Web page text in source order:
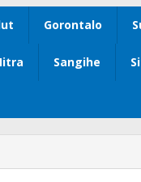
Gorontalo
Sangihe